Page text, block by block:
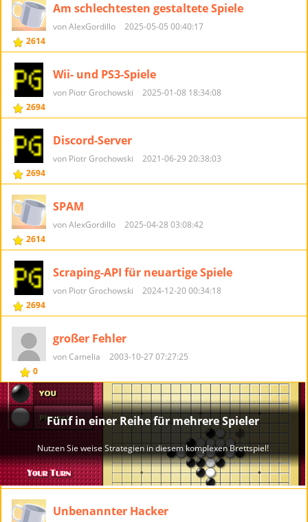
2614
Am schlechtesten gestaltete Spiele
von AlexGordillo 2025-05-05 00:40:17
2694
Wii- und PS3-Spiele
von Piotr Grochowski 2025-01-08 18:34:08
2694
Discord-Server
von Piotr Grochowski 2021-06-29 20:38:03
2614
SPAM
von AlexGordillo 2025-04-28 03:08:42
2694
Scraping-API für neuartige Spiele
von Piotr Grochowski 2024-12-20 00:34:18
0
großer Fehler
von Camelia 2003-10-27 07:27:25
Unbenannter Hacker